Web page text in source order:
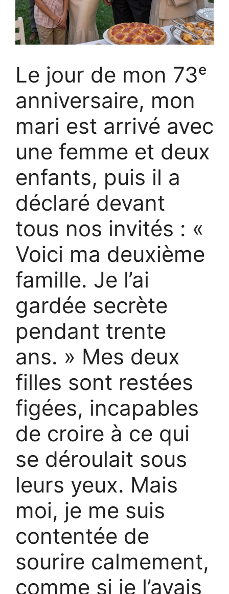
Le jour de mon 73ᵉ
anniversaire, mon
mari est arrivé avec
une femme et deux
enfants, puis il a
déclaré devant
tous nos invités : «
Voici ma deuxième
famille. Je l’ai
gardée secrète
pendant trente
ans. » Mes deux
filles sont restées
figées, incapables
de croire à ce qui
se déroulait sous
leurs yeux. Mais
moi, je me suis
contentée de
sourire calmement,
comme si je l’avais